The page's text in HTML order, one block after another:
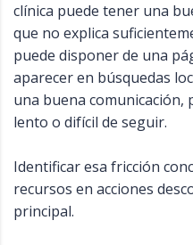
clínica puede tener una
que no explica
puede disponer de una
aparecer en búsquedas
una buena comunicación,
lento o difícil de seguir.
Identificar esa fricción
recursos en acciones
principal.